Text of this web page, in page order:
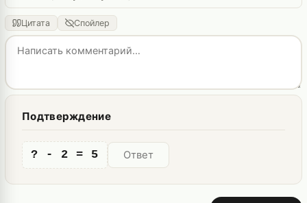
Цитата Спойлер
Подтверждение
? - 2 = 5